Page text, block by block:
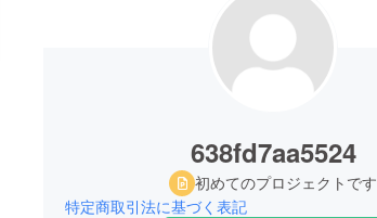
638fd7aa5524
初めてのプロジェクトです
特定商取引法に基づく表記